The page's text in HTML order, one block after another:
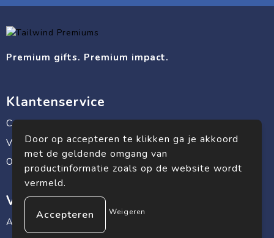
Premium gifts. Premium impact.
Klantenservice
Contact
Veelgestelde vragen
Over ons
Veilig winkelen
Algemene voorwaarden
Door op accepteren te klikken ga je akkoord
met de geldende omgang van
productinformatie zoals op de website wordt
vermeld.
Weigeren